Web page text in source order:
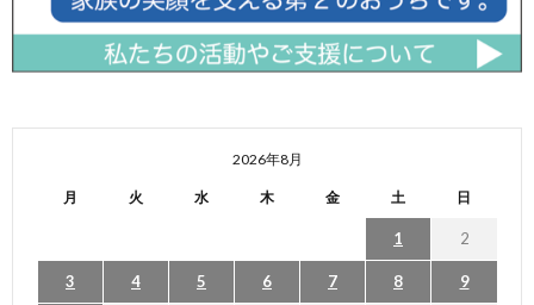
2026年8月
月 火 水 木 金 土 日
1 2
3 4 5 6 7 8 9